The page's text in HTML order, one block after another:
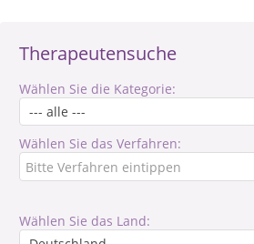
Therapeutensuche
Wählen Sie die Kategorie:
Wählen Sie das Verfahren:
Wählen Sie das Land: